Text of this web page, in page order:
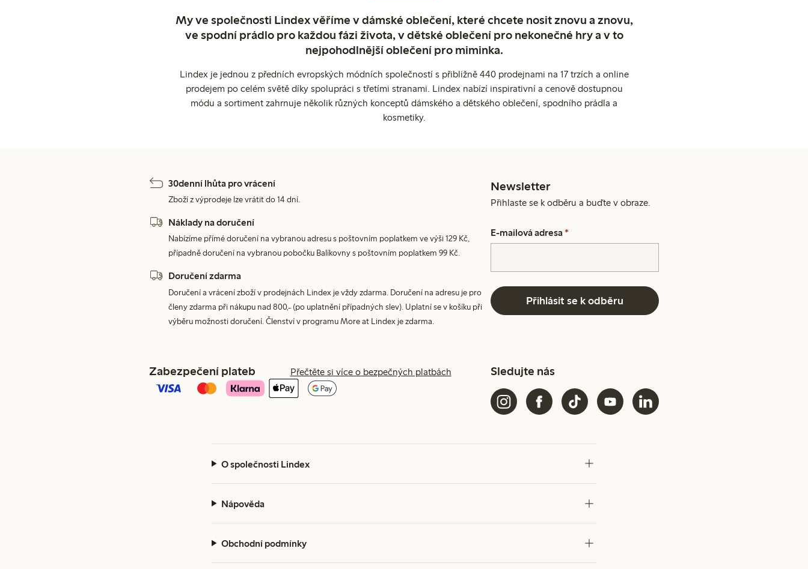
My ve společnosti Lindex věříme v dámské oblečení, které chcete nosit znovu a znovu,
ve spodní prádlo pro každou fázi života, v dětské oblečení pro nekonečné hry a v to
nejpohodlnější oblečení pro miminka.
Lindex je jednou z předních evropských módních společností s přibližně 440 prodejnami na 17 trzích a online
prodejem po celém světě díky spolupráci s třetími stranami. Lindex nabízí inspirativní a cenově dostupnou
módu a sortiment zahrnuje několik různých konceptů dámského a dětského oblečení, spodního prádla a
kosmetiky.
30denní lhůta pro vrácení
Zboží z výprodeje lze vrátit do 14 dní.
Náklady na doručení
Nabízíme přímé doručení na vybranou adresu s poštovním poplatkem ve výši 129 Kč,
případně doručení na vybranou pobočku Balíkovny s poštovním poplatkem 99 Kč.
Doručení zdarma
Doručení a vrácení zboží v prodejnách Lindex je vždy zdarma. Doručení na adresu je pro
členy zdarma při nákupu nad 800,- (po uplatnění případných slev). Uplatní se v košíku při
výběru možnosti doručení. Členství v programu More at Lindex je zdarma.
Newsletter
Přihlaste se k odběru a buďte v obraze.
E-mailová adresa *
Přihlásit se k odběru
Zabezpečení plateb Přečtěte si více o bezpečných platbách Sledujte nás
O společnosti Lindex
Nápověda
Obchodní podmínky